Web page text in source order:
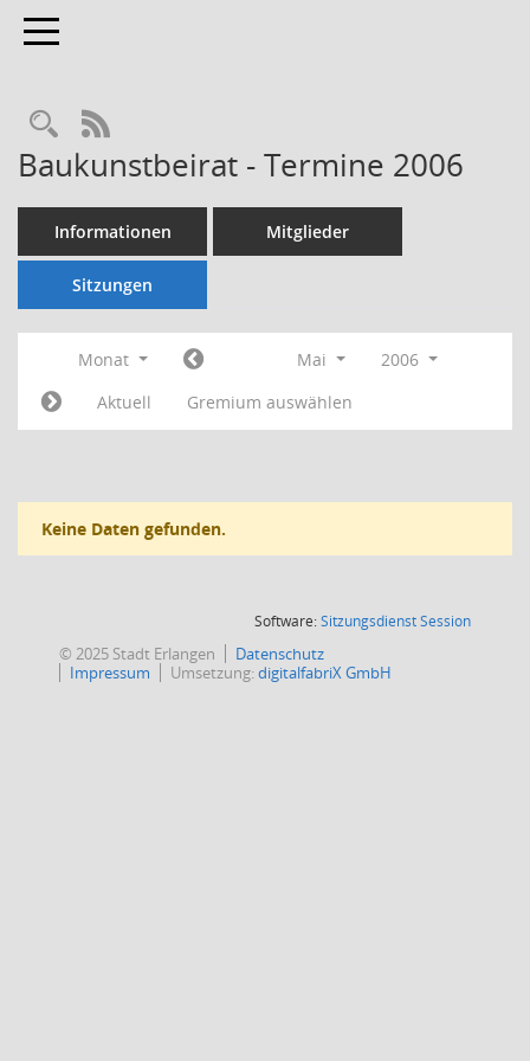
Toggle navigation
Rechercheauswahl
RSS-Feed
Baukunstbeirat - Termine 2006
Informationen Mitglieder
Sitzungen
Monat Mai
2006
Aktuell
Gremium auswählen
Keine Daten gefunden.
Software:SitzungsdienstSession(Wird in
© 2025 Stadt Erlangen
Datenschutz
Impressum
Umsetzung:digitalfabriX GmbH